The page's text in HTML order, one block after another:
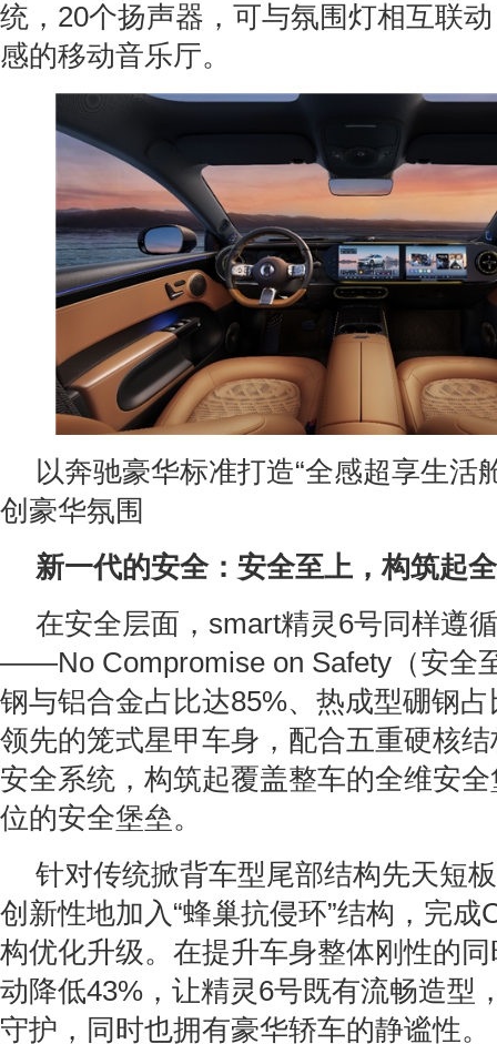
统，20个扬声器，可与氛围灯相互联
感的移动音乐厅。
以奔驰豪华标准打造“全感超享生活
创豪华氛围
新一代的安全：安全至上，构筑起
在安全层面，smart精灵6号同样遵
——No Compromise on Safety（安全
钢与铝合金占比达85%、热成型硼钢
领先的笼式星甲车身，配合五重硬核
安全系统，构筑起覆盖整车的全维安
位的安全堡垒。
针对传统掀背车型尾部结构先天短
创新性地加入“蜂巢抗侵环”结构，完成
构优化升级。在提升车身整体刚性的
动降低43%，让精灵6号既有流畅造型
守护，同时也拥有豪华轿车的静谧性。